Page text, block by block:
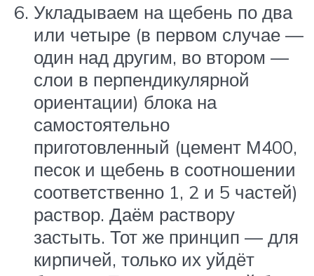
Укладываем на щебень по два
или четыре (в первом случае —
один над другим, во втором —
слои в перпендикулярной
ориентации) блока на
самостоятельно
приготовленный (цемент М400,
песок и щебень в соотношении
соответственно 1, 2 и 5 частей)
раствор. Даём раствору
застыть. Тот же принцип — для
кирпичей, только их уйдёт